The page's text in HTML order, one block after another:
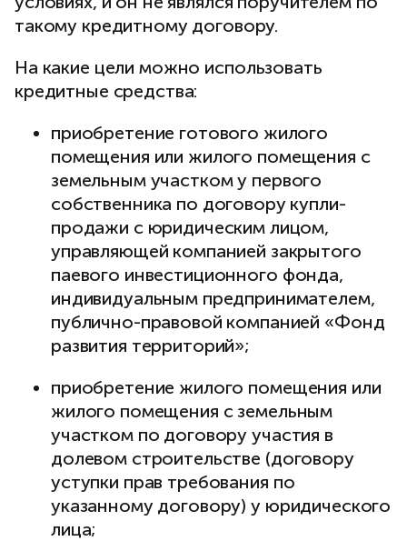
такому кредитному договору.
На какие цели можно использовать
кредитные средства:
приобретение готового жилого
помещения или жилого помещения с
земельным участком у первого
собственника по договору купли-
продажи с юридическим лицом,
управляющей компанией закрытого
паевого инвестиционного фонда,
индивидуальным предпринимателем,
публично-правовой компанией «Фонд
развития территорий»;
приобретение жилого помещения или
жилого помещения с земельным
участком по договору участия в
долевом строительстве (договору
уступки прав требования по
указанному договору) у юридического
лица;